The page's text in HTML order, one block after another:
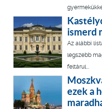
ismerd
Az alábbi
legszebb
feltárul...
ezek a